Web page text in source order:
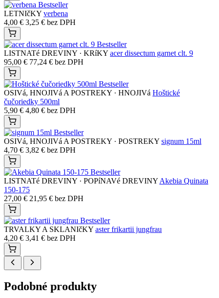
Bestseller
LETNIčKY verbena
4,00 € 3,25 € bez DPH
Bestseller
LISTNATé DREVINY · KRíKY acer dissectum garnet clt. 9
95,00 € 77,24 € bez DPH
Bestseller
OSIVá, HNOJIVá A POSTREKY · HNOJIVá Hoštické
čučoriedky 500ml
5,90 € 4,80 € bez DPH
Bestseller
OSIVá, HNOJIVá A POSTREKY · POSTREKY signum 15ml
4,70 € 3,82 € bez DPH
Bestseller
LISTNATé DREVINY · POPíNAVé DREVINY Akebia Quinata
150-175
27,00 € 21,95 € bez DPH
Bestseller
TRVALKY A SKLANIčKY aster frikartii jungfrau
4,20 € 3,41 € bez DPH
Podobné produkty